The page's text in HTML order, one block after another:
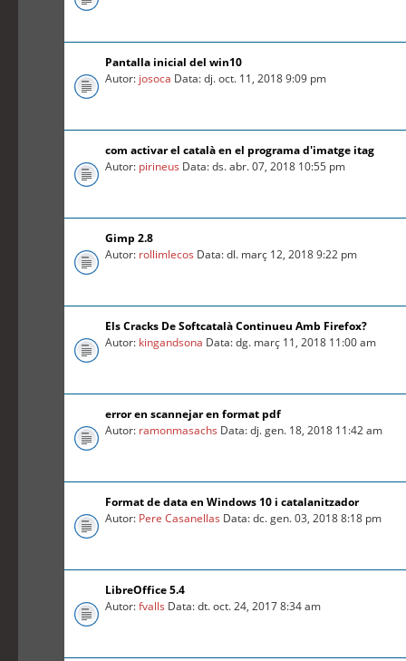
Pantalla inicial del win10
Autor: josoca Data: dj. oct. 11, 2018 9:09 pm
com activar el català en el programa d'imatge itag
Autor: pirineus Data: ds. abr. 07, 2018 10:55 pm
Gimp 2.8
Autor: rollimlecos Data: dl. març 12, 2018 9:22 pm
Els Cracks De Softcatalà Continueu Amb Firefox?
Autor: kingandsona Data: dg. març 11, 2018 11:00 am
error en scannejar en format pdf
Autor: ramonmasachs Data: dj. gen. 18, 2018 11:42 am
Format de data en Windows 10 i catalanitzador
Autor: Pere Casanellas Data: dc. gen. 03, 2018 8:18 pm
LibreOffice 5.4
Autor:fvalls Data: dt. oct. 24, 2017 8:34 am